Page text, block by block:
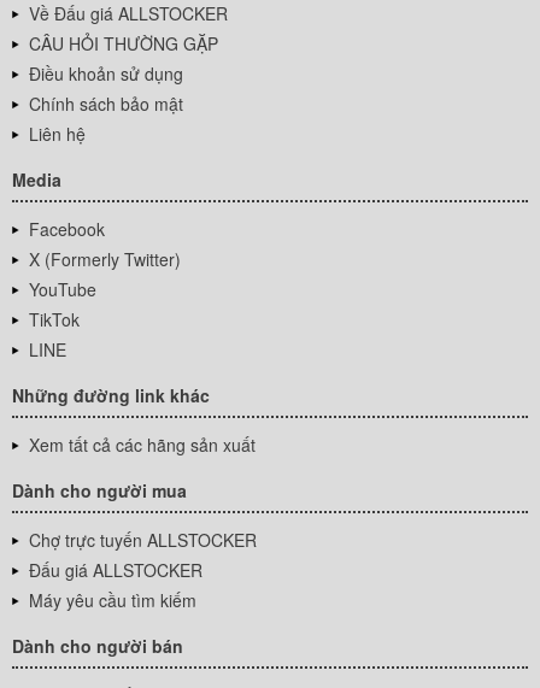
Về Đấu giá ALLSTOCKER
CÂU HỎI THƯỜNG GẶP
Điều khoản sử dụng
Chính sách bảo mật
Liên hệ
Media
Facebook
X (Formerly Twitter)
YouTube
TikTok
LINE
Những đường link khác
Xem tất cả các hãng sản xuất
Dành cho người mua
Chợ trực tuyến ALLSTOCKER
Đấu giá ALLSTOCKER
Máy yêu cầu tìm kiếm
Dành cho người bán